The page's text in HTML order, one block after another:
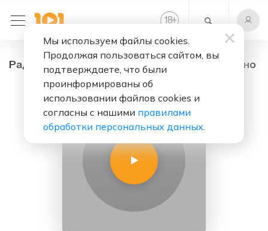
18+
Радио Луч - радио онлайн. Слушать бесплатно
Мы используем файлы cookies.
Продолжая пользоваться сайтом, вы
подтверждаете, что были
проинформированы об
использовании файлов cookies и
согласны с нашими правилами
обработки персональных данных.